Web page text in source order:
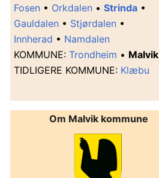
Fosen • Orkdalen • Strinda •
Gauldalen • Stjørdalen •
Innherad • Namdalen
KOMMUNE: Trondheim • Malvik
TIDLIGERE KOMMUNE: Klæbu
Om Malvik kommune